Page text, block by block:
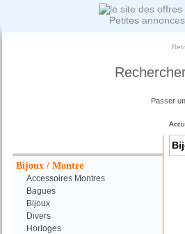
Petites
Passer
Bijoux / Montre
Accessoires Montres
Bagues
Bijoux
Divers
Horloges